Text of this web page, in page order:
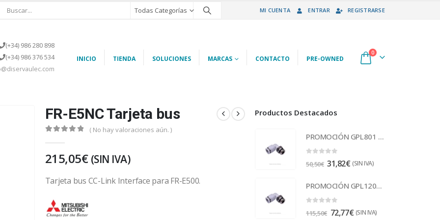
Todas Categorías MI CUENTA ENTRAR REGISTRARSE
(+34) 986 280 898
(+34) 986 376 534
INICIO TIENDA SOLUCIONES MARCAS CONTACTO PRE-OWNED
0
FR-E5NC Tarjeta bus
( No hay valoraciones aún. )
215,05€ (SIN IVA)
Tarjeta bus CC-Link Interface para FR-E500.
Productos Destacados
PROMOCIÓN GPL801 Racor
50,50€ 31,82€ (SIN IVA)
PROMOCIÓN GPL1203 Racor
115,50€ 72,77€ (SIN IVA)